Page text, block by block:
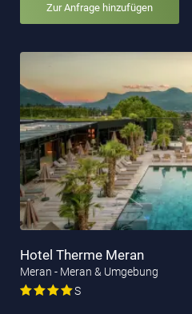
Zur Anfrage hinzufügen
Hotel Therme Meran
Meran - Meran & Umgebung
S